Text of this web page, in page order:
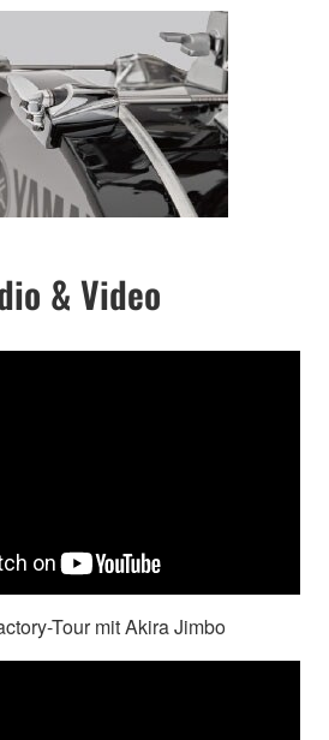
& Video
Tour mit Akira Jimbo